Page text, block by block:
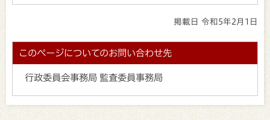
掲載日 令和5年2月1日
このページについてのお問い合わせ先
行政委員会事務局 監査委員事務局